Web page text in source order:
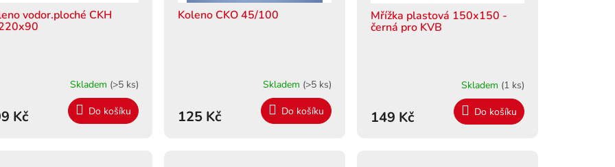
vodor.ploché CKH
Skladem (>5 ks)
Kč Do košíku
Koleno CKO 45/100
Skladem (>5 ks)
125 Kč Do košíku
Mřížka plastová 150x150 -
černá pro KVB
Skladem (1 ks)
149 Kč Do košíku